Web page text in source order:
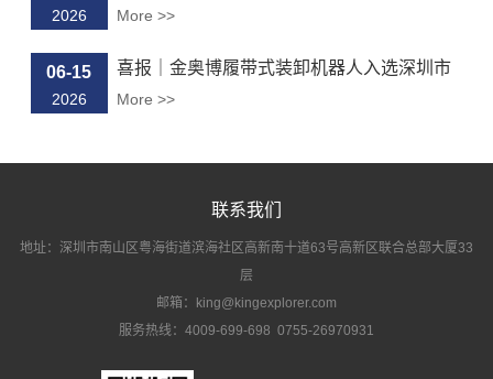
2026
度...
More >>
06-15
2026
喜报｜金奥博履带式装卸机器人入选深圳市
More >>
联系我们
地址：深圳市南山区粤海街道滨海社区高新南十道63号高新区联合总部大厦33
层
邮箱：king@kingexplorer.com
服务热线：4009-699-698 0755-26970931